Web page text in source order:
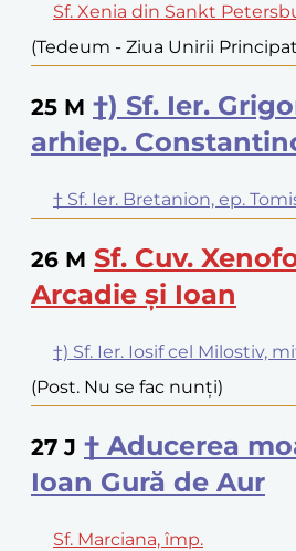
Sf. Xenia din Sankt
(Tedeum - Ziua Unirii
25 M †) Sf. Ier.
arhiep.
† Sf. Ier. Bretanion, ep.
26 M Sf. Cuv.
Arcadie și Ioan
†) Sf. Ier. Iosif cel Milostiv,
(Post. Nu se fac nunți)
27 J † Aducerea
Ioan Gură de Aur
Sf. Marciana, împ.